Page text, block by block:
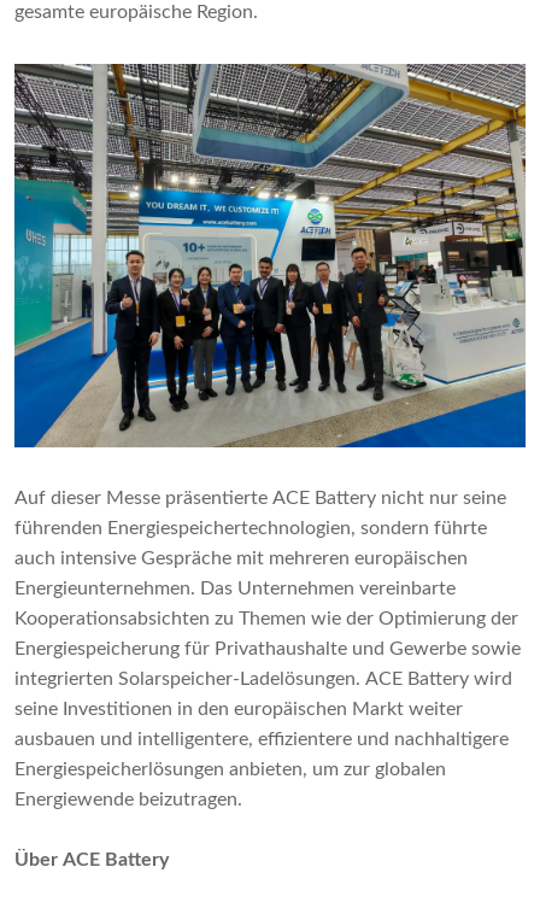
gesamte europäische Region.
Auf dieser Messe präsentierte ACE Battery nicht nur seine
führenden Energiespeichertechnologien, sondern führte
auch intensive Gespräche mit mehreren europäischen
Energieunternehmen. Das Unternehmen vereinbarte
Kooperationsabsichten zu Themen wie der Optimierung der
Energiespeicherung für Privathaushalte und Gewerbe sowie
integrierten Solarspeicher-Ladelösungen. ACE Battery wird
seine Investitionen in den europäischen Markt weiter
ausbauen und intelligentere, effizientere und nachhaltigere
Energiespeicherlösungen anbieten, um zur globalen
Energiewende beizutragen.
Über ACE Battery